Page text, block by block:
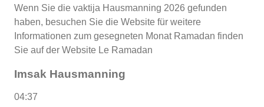
Wenn Sie die vaktija Hausmanning 2026 gefunden
haben, besuchen Sie die Website für weitere
Informationen zum gesegneten Monat Ramadan finden
Sie auf der Website Le Ramadan
Imsak Hausmanning
04:37